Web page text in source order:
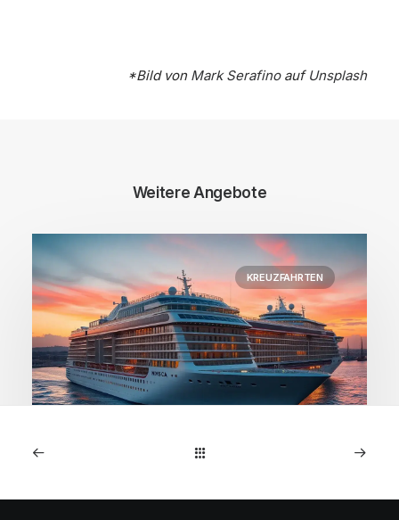
*Bild von Mark Serafinoauf Unsplash
Weitere Angebote
KREUZFAHRTEN
1. Januar 2026